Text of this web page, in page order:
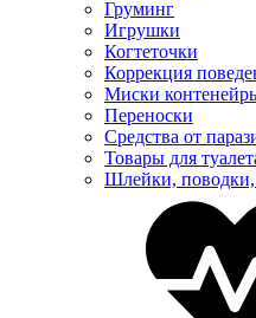
Груминг
Игрушки
Когтеточки
Коррекция
Миски
Переноски
Средства от
Товары для
Шлейки,